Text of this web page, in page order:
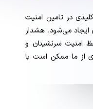
در تامین امنیت
ایجاد می‌شود. هشدار
امنیت سرنشینان و
از ما ممکن است با